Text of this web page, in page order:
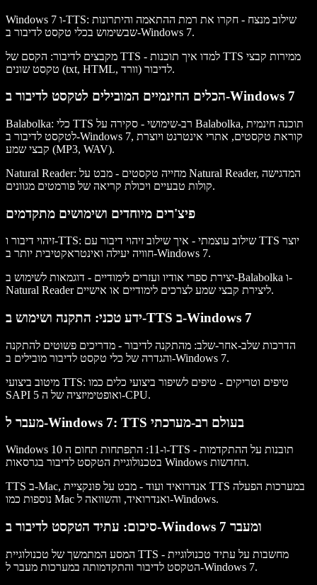
Windows 7 ו-TTS: שילוב מנצח - חקרו את רמת ההתאמה והיתרונות
שבשימוש בכלי טקסט לדיבור ב-Windows 7.
מקבצים לדיבור: הקסם של TTS - למדו איך תוכנות TTS ממירות קבצי
טקסט שונים (txt, HTML, וורד) לדיבור.
הכלים החינמיים המובילים לטקסט לדיבור ב-Windows 7
Balabolka: כלי TTS רב-שימושי - סקירה על Balabolka, תוכנה חינמית
לטקסט לדיבור ב-Windows 7, קוראת טקסטים, אתרי אינטרנט ויוצרת
קבצי שמע (MP3, WAV).
Natural Reader: מחייה טקסטים - מבט על Natural Reader, המדגישה
קולות טבעיים ויכולת קריאה של פורמטים מגוונים.
פיצ'רים מיוחדים ושימושים מתקדמים
זיהוי דיבור ו-TTS: שילוב עוצמתי - איך שילוב זיהוי דיבור עם TTS יוצר
חוויה יעילה ואינטראקטיבית יותר ב-Windows 7.
יצירת ספרי אודיו ועזרים לימודיים - דוגמאות לשימוש ב-Balabolka ו-
Natural Reader ליצירת קבצי שמע לצרכים לימודיים או אישיים.
ידע טכני: התקנה ושימוש ב-TTS ב-Windows 7
הדרכות שלב-אחר-שלב: מהתקנה לדיבור - מדריכים פשוטים להתקנה
והגדרה של כלי טקסט לדיבור מובילים ב-Windows 7.
מיטוב ביצועי TTS: טיפים וטריקים - טיפים לשיפור ביצועי כלים כמו
SAPI 5 ואופטימיזציה של ה-CPU.
מעבר ל-Windows 7: TTS בעולם רב-מערכתי
Windows 10 ו-11: התפתחות תחום ה-TTS - תובנות על ההתקדמות
בטכנולוגיית הטקסט לדיבור בגרסאות Windows החדשות.
TTS ב-Mac, אנדרואיד ועוד - מבט על פונקציית TTS במערכות הפעלה
נוספות כמו Mac ואנדרואיד, והשוואה ל-Windows.
סיכום: עתיד הטקסט לדיבור ב-Windows 7 ומעבר
המסע המתמשך של טכנולוגיית TTS - מחשבות על עתיד טכנולוגיית
הטקסט לדיבור והתקדמותה במערכות מעבר ל-Windows 7.